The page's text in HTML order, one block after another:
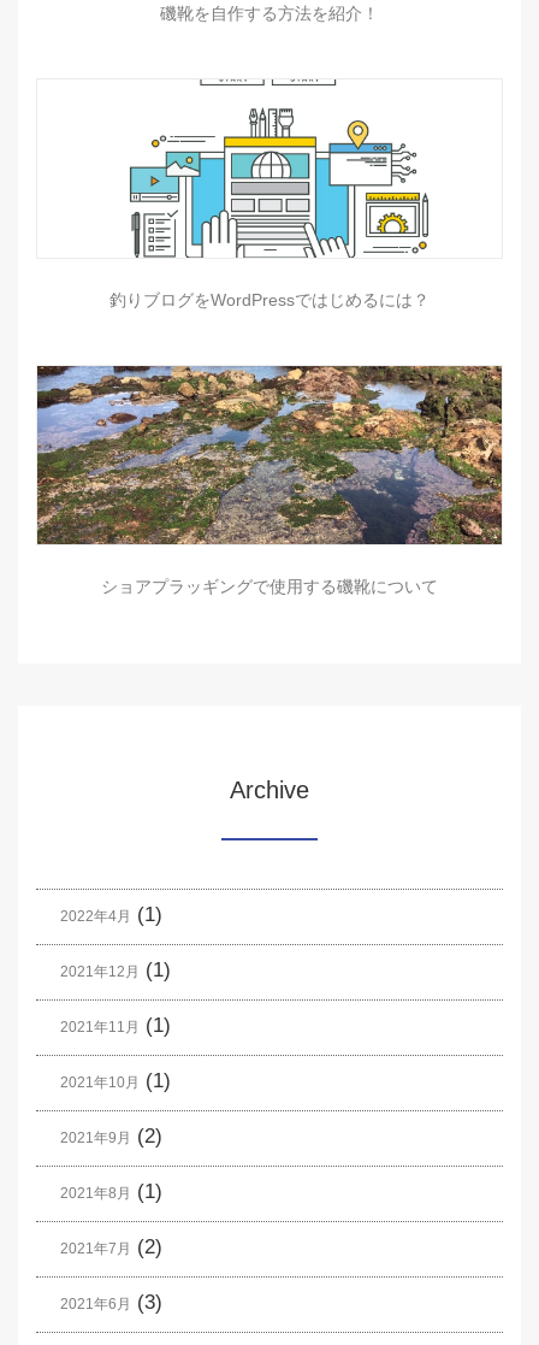
磯靴を自作する方法を紹介！
釣りブログをWordPressではじめるには？
ショアプラッギングで使用する磯靴について
Archive
2022年4月 (1)
2021年12月 (1)
2021年11月 (1)
2021年10月 (1)
2021年9月 (2)
2021年8月 (1)
2021年7月 (2)
2021年6月 (3)